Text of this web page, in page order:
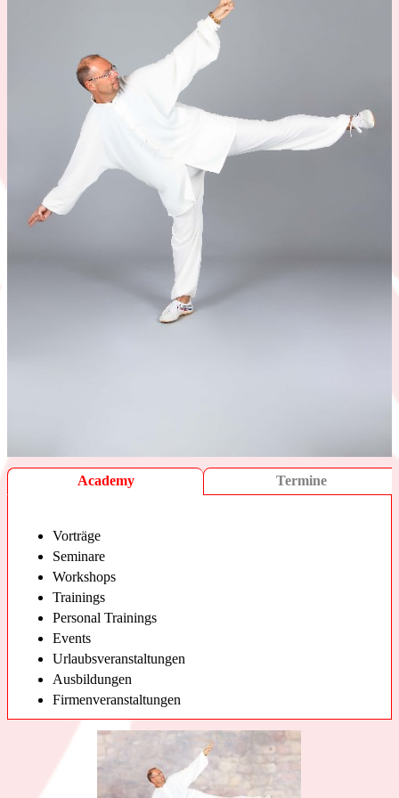
Academy Termine
Vorträge
Seminare
Workshops
Trainings
Personal Trainings
Events
Urlaubsveranstaltungen
Ausbildungen
Firmenveranstaltungen
Anfrage